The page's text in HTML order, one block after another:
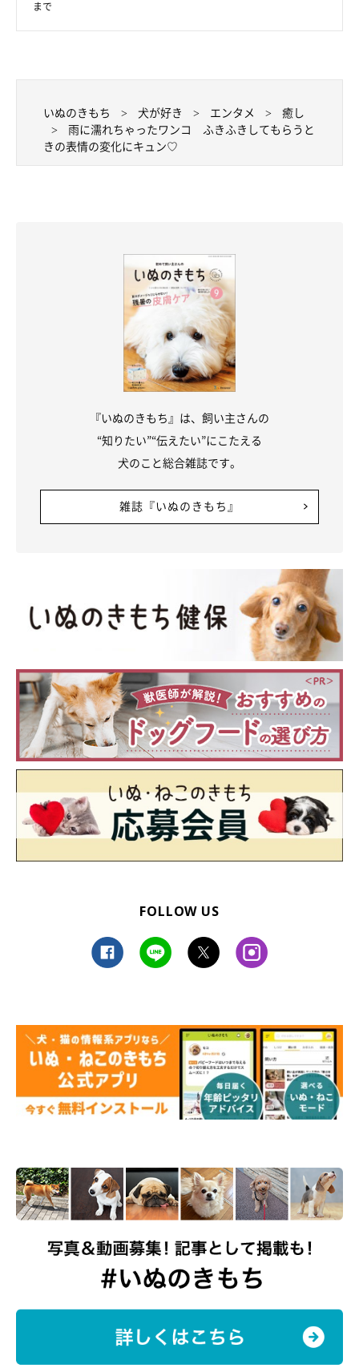
参照／Instagram（ ＠tazu29）
文／雨宮カイ
まで
いぬのきもち 犬が好き エンタメ
癒し
雨に濡れちゃったワンコ ふきふきしてもらうと
きの表情の変化にキュン♡
『いぬのきもち』は、飼い主さんの
“知りたい”“伝えたい”にこたえる
犬のこと総合雑誌です。
雑誌『いぬのきもち』
FOLLOW US